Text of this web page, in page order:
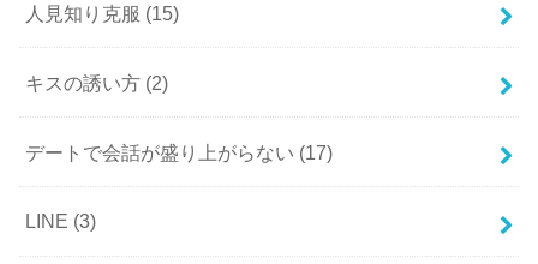
人見知り克服 (15)
キスの誘い方 (2)
デートで会話が盛り上がらない (17)
LINE (3)